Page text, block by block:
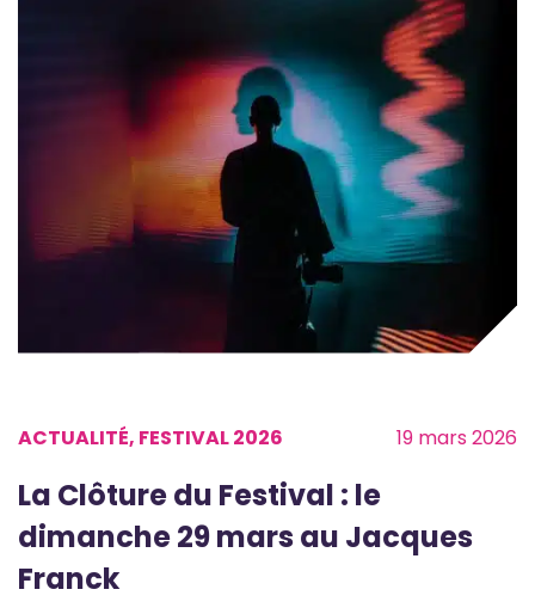
ACTUALITÉ, FESTIVAL 2026 19 mars 2026
La Clôture du Festival : le
dimanche 29 mars au Jacques
Franck